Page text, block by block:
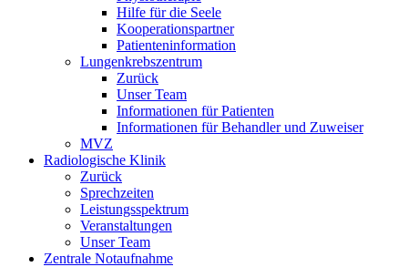
Hilfe für die Seele
Kooperationspartner
Patienteninformation
Lungenkrebszentrum
Zurück
Unser Team
Informationen für Patienten
Informationen für Behandler und Zuweiser
MVZ
Radiologische Klinik
Zurück
Sprechzeiten
Leistungsspektrum
Veranstaltungen
Unser Team
Zentrale Notaufnahme